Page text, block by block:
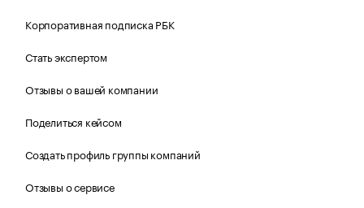
Корпоративная подписка РБК
Стать экспертом
Отзывы о вашей компании
Поделиться кейсом
Создать профиль группы компаний
Отзывы о сервисе